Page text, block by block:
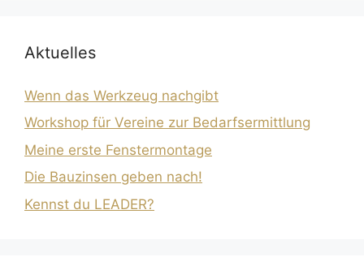
Aktuelles
Wenn das Werkzeug nachgibt
Workshop für Vereine zur Bedarfsermittlung
Meine erste Fenstermontage
Die Bauzinsen geben nach!
Kennst du LEADER?